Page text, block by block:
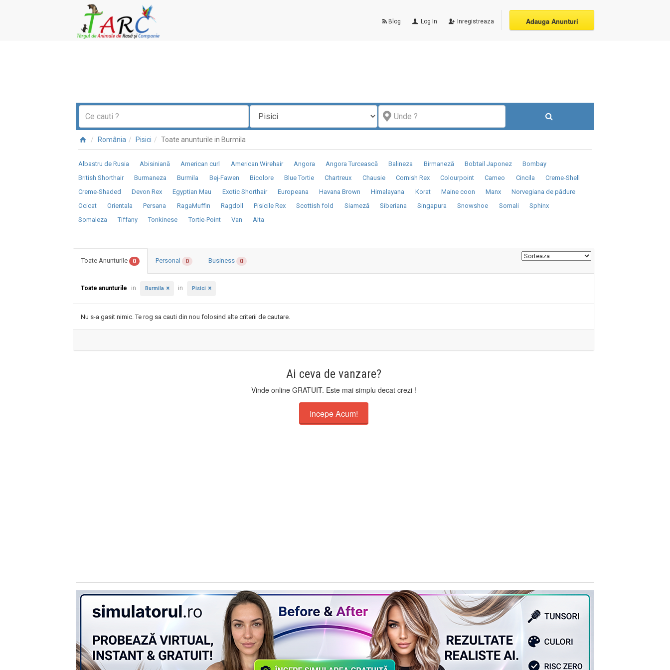
Blog Log In Inregistreaza Adauga Anunturi
România Pisici Toate anunturile in Burmila
Albastru de Rusia Abisiniană American curl American Wirehair Angora Angora Turcească Balineza Birmaneză Bobtail Japonez
Bombay
British Shorthair
Burmaneza Burmila Bej-Fawen Bicolore Blue Tortie Chartreux Chausie Cornish Rex Colourpoint Cameo Cincila
Creme-Shell
Creme-Shaded
Devon Rex Egyptian Mau Exotic Shorthair Europeana Havana Brown Himalayana Korat Maine coon Manx
Norvegiana de pădure
Ocicat
Orientala Persana RagaMuffin Ragdoll Pisicile Rex Scottish fold Siameză Siberiana Singapura Snowshoe Somali
Sphinx
Somaleza
Tiffany Tonkinese Tortie-Point Van Alta
Toate Anunturile 0 Personal 0 Business 0
Toate anunturile in Burmila in Pisici
Nu s-a gasit nimic. Te rog sa cauti din nou folosind alte criterii de cautare.
Ai ceva de vanzare?
Vinde online GRATUIT. Este mai simplu decat crezi !
Incepe Acum!